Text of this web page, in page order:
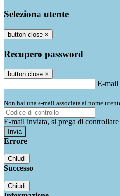
Seleziona utente
button close ×
Recupero password
button close ×
E-mail
Non hai una e-mail associata al nome
E-mail inviata, si prega di
Errore
Chiudi
Successo
Chiudi